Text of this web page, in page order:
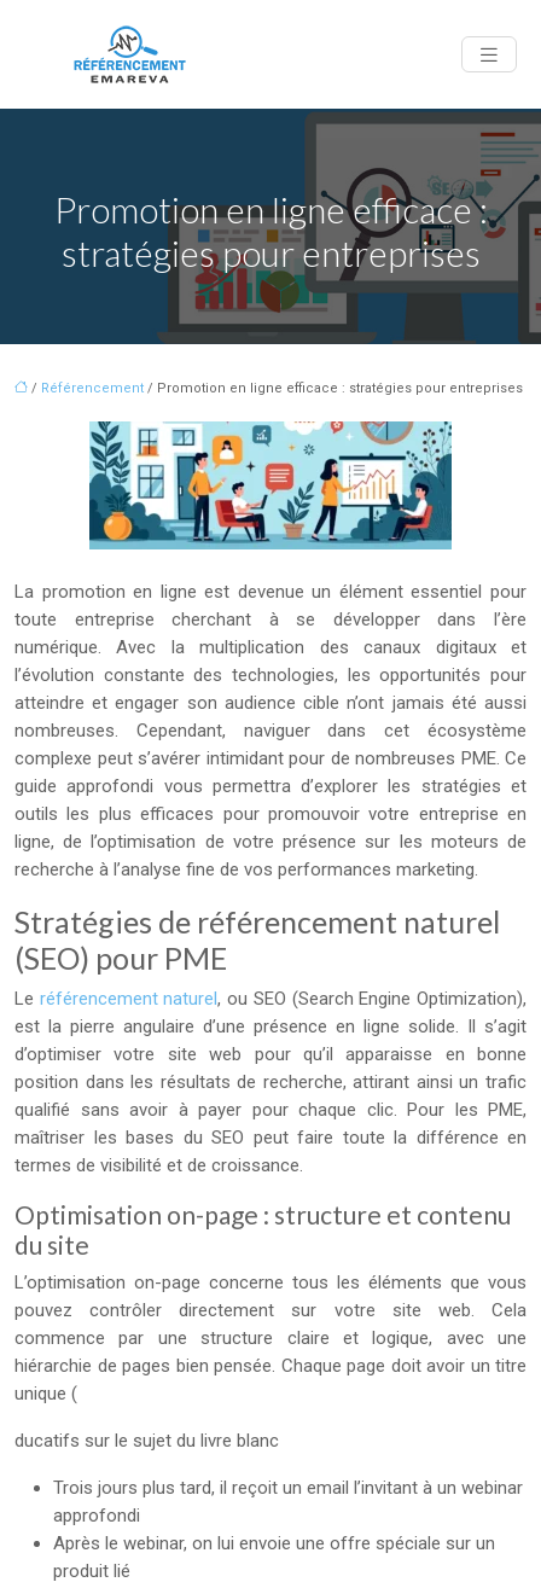
Promotion en ligne efficace :
stratégies pour entreprises
/ Référencement / Promotion en ligne efficace : stratégies pour entreprises
La promotion en ligne est devenue un élément essentiel pour
toute entreprise cherchant à se développer dans l’ère
numérique. Avec la multiplication des canaux digitaux et
l’évolution constante des technologies, les opportunités pour
atteindre et engager son audience cible n’ont jamais été aussi
nombreuses. Cependant, naviguer dans cet écosystème
complexe peut s’avérer intimidant pour de nombreuses PME. Ce
guide approfondi vous permettra d’explorer les stratégies et
outils les plus efficaces pour promouvoir votre entreprise en
ligne, de l’optimisation de votre présence sur les moteurs de
recherche à l’analyse fine de vos performances marketing.
Stratégies de référencement naturel
(SEO) pour PME
Le référencement naturel, ou SEO (Search Engine Optimization),
est la pierre angulaire d’une présence en ligne solide. Il s’agit
d’optimiser votre site web pour qu’il apparaisse en bonne
position dans les résultats de recherche, attirant ainsi un trafic
qualifié sans avoir à payer pour chaque clic. Pour les PME,
maîtriser les bases du SEO peut faire toute la différence en
termes de visibilité et de croissance.
Optimisation on-page : structure et contenu
du site
L’optimisation on-page concerne tous les éléments que vous
pouvez contrôler directement sur votre site web. Cela
commence par une structure claire et logique, avec une
hiérarchie de pages bien pensée. Chaque page doit avoir un titre
unique (
ducatifs sur le sujet du livre blanc
Trois jours plus tard, il reçoit un email l’invitant à un webinar
approfondi
Après le webinar, on lui envoie une offre spéciale sur un
produit lié